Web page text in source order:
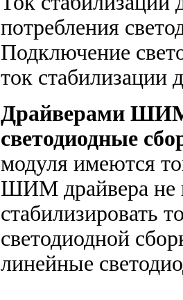
потребления
Подключение
ток стабилизации
Драйверами
светодиодные
модуля имеются
ШИМ драйвера не
стабилизировать
светодиодной
линейные